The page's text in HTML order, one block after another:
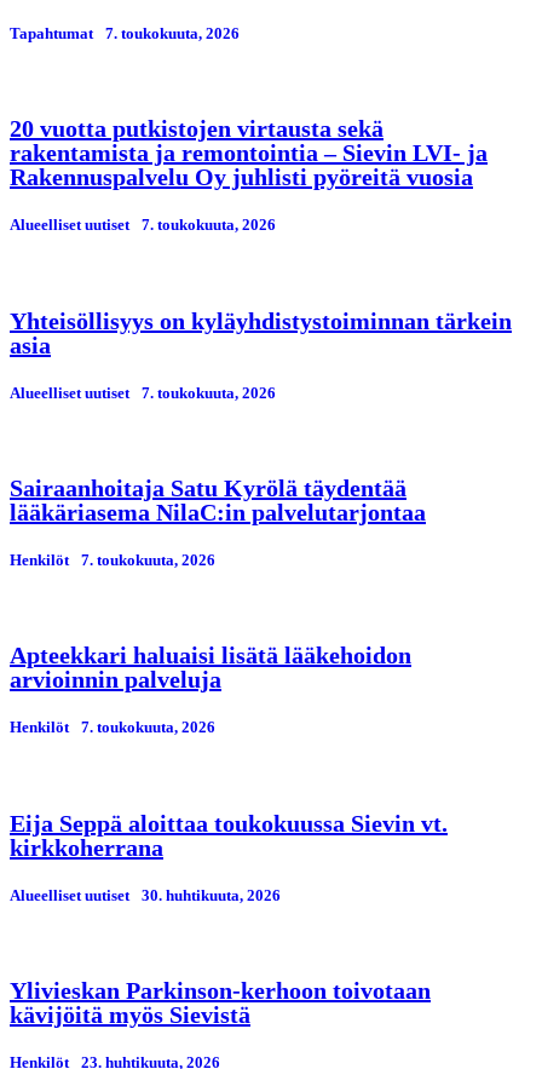
Tapahtumat 7. toukokuuta, 2026
20 vuotta putkistojen virtausta sekä
rakentamista ja remontointia – Sievin LVI- ja
Rakennuspalvelu Oy juhlisti pyöreitä vuosia
Alueelliset uutiset 7. toukokuuta, 2026
Yhteisöllisyys on kyläyhdistystoiminnan tärkein
asia
Alueelliset uutiset 7. toukokuuta, 2026
Sairaanhoitaja Satu Kyrölä täydentää
lääkäriasema NilaC:in palvelutarjontaa
Henkilöt 7. toukokuuta, 2026
Apteekkari haluaisi lisätä lääkehoidon
arvioinnin palveluja
Henkilöt 7. toukokuuta, 2026
Eija Seppä aloittaa toukokuussa Sievin vt.
kirkkoherrana
Alueelliset uutiset 30. huhtikuuta, 2026
Ylivieskan Parkinson-kerhoon toivotaan
kävijöitä myös Sievistä
Henkilöt 23. huhtikuuta, 2026